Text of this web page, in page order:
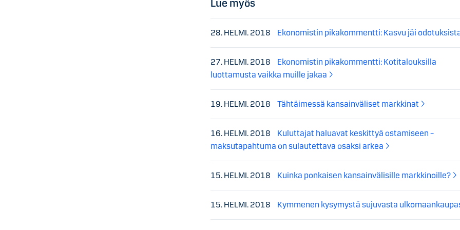
Lue myös
28. HELMI. 2018 Ekonomistin pikakommentti: Kasvu jäi
27. HELMI. 2018
Ekonomistin pikakommentti: Kotitalouksilla
luottamusta vaikka muille jakaa
19. HELMI. 2018 Tähtäimessä kansainväliset markkinat
16. HELMI. 2018
Kuluttajat haluavat keskittyä ostamiseen –
maksutapahtuma on sulautettava osaksi arkea
15. HELMI. 2018 Kuinka ponkaisen kansainvälisille markkinoille?
15. HELMI. 2018 Kymmenen kysymystä sujuvasta